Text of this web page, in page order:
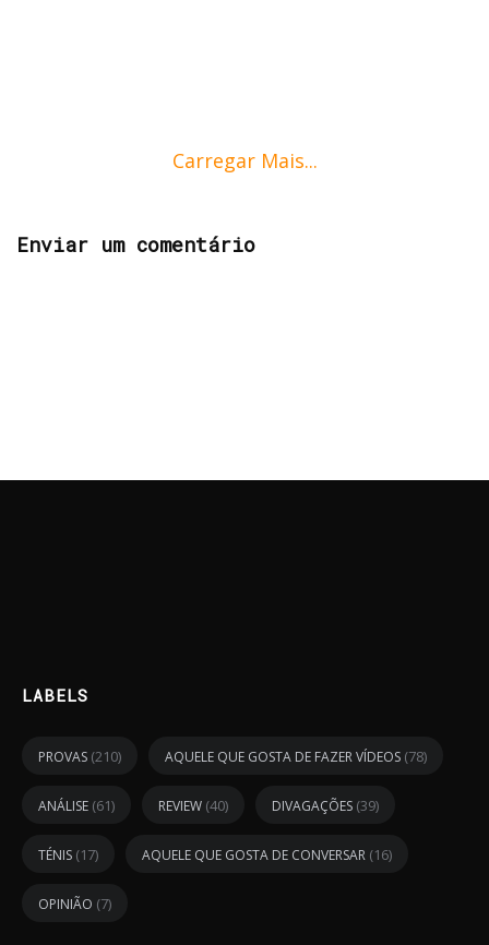
Carregar Mais...
Enviar um comentário
LABELS
PROVAS (210) AQUELE QUE GOSTA DE FAZER VÍDEOS (78)
ANÁLISE (61) REVIEW (40) DIVAGAÇÕES (39)
TÉNIS (17) AQUELE QUE GOSTA DE CONVERSAR (16)
OPINIÃO (7)